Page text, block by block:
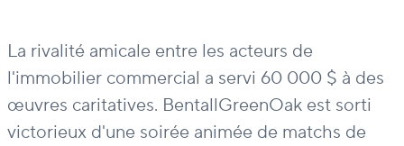
La rivalité amicale entre les acteurs de
l'immobilier commercial a servi 60 000 $ à des
œuvres caritatives. BentallGreenOak est sorti
victorieux d'une soirée animée de matchs de